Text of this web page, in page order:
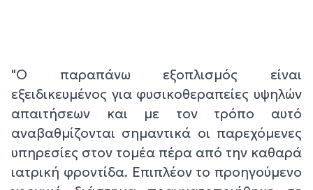
"Ο παραπάνω εξοπλισμός είναι
εξειδικευμένος για φυσικοθεραπείες υψηλών
απαιτήσεων και με τον τρόπο αυτό
αναβαθμίζονται σημαντικά οι παρεχόμενες
υπηρεσίες στον τομέα πέρα από την καθαρά
ιατρική φροντίδα. Επιπλέον το προηγούμενο